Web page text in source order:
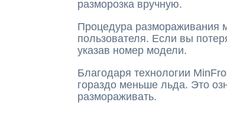
разморозка вручную.
Процедура размораживания
пользователя. Если вы
указав номер модели.
Благодаря технологии
гораздо меньше льда. Это
размораживать.